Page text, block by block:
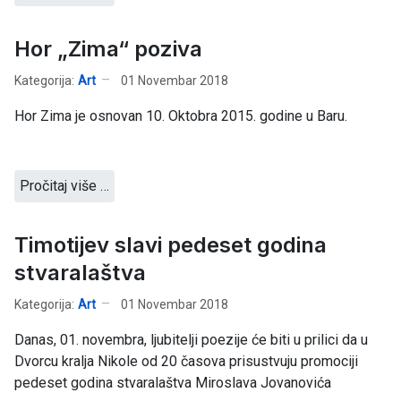
Hor „Zima“ poziva
Kategorija: Art 01 Novembar 2018
Hor Zima je osnovan 10. Oktobra 2015. godine u Baru.
Pročitaj više …
Timotijev slavi pedeset godina
stvaralaštva
Kategorija: Art 01 Novembar 2018
Danas, 01. novembra, ljubitelji poezije će biti u prilici da u
Dvorcu kralja Nikole od 20 časova prisustvuju promociji
pedeset godina stvaralaštva Miroslava Jovanovića